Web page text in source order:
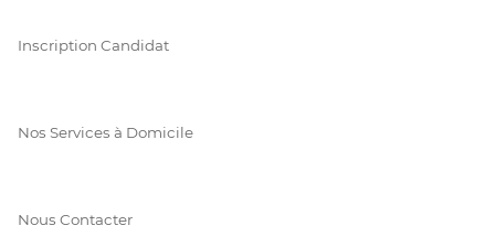
Inscription Candidat
Nos Services à Domicile
Nous Contacter